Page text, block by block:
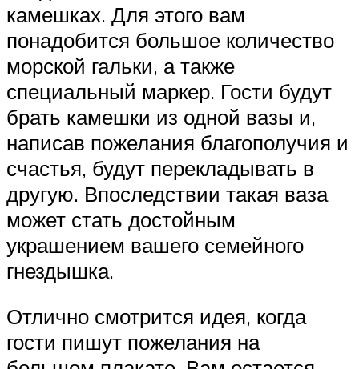
камешках. Для этого вам
понадобится большое количество
морской гальки, а также
специальный маркер. Гости будут
брать камешки из одной вазы и,
написав пожелания благополучия и
счастья, будут перекладывать в
другую. Впоследствии такая ваза
может стать достойным
украшением вашего семейного
гнездышка.
Отлично смотрится идея, когда
гости пишут пожелания на